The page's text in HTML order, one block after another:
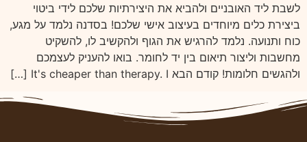
לשבת ליד האובניים ולהביא את היצירתיות שלכם לידי ביטוי
ביצירת כלים מיוחדים בעיצוב אישי שלכם! בסדנה נלמד על מגע,
כוח ותנועה. נלמד להרגיש את הגוף ולהקשיב לו, להשקיט
מחשבות וליצור תיאום בין יד לחומר. בואו להעניק לעצמכם
ולהגשים חלומות! קודם הבא It's cheaper than therapy. I […]